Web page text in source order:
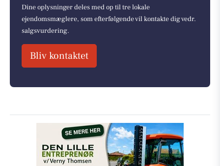
Dine oplysninger deles med op til tre lokale
ejendomsmæglere, som efterfølgende vil kontakte dig vedr.
salgsvurdering.
Bliv kontaktet